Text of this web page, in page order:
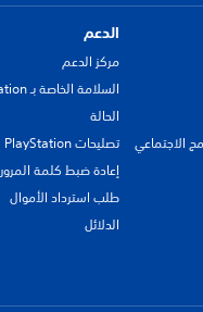
الاجتماعي
الدعم
مركز الدعم
السلامة الخاصة بـ PlayStation
الحالة
تصليحات PlayStation
إعادة ضبط كلمة المرور
طلب استرداد الأموال
الدلائل